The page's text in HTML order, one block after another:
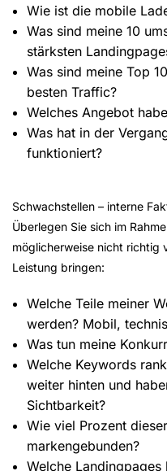
Wie ist die mobile
Was sind meine 10
stärksten
Was sind meine Top
besten Traffic?
Welches Angebot
Was hat in der
funktioniert?
Schwachstellen – interne
Überlegen Sie sich im
möglicherweise nicht richtig
Leistung bringen:
Welche Teile meiner
werden? Mobil,
Was tun meine
Welche Keywords
weiter hinten und
Sichtbarkeit?
Wie viel Prozent
markengebunden?
Welche